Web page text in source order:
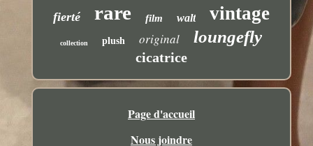
fierté rare film walt vintage
collection plush original loungefly
cicatrice
Page d'accueil
Nous joindre